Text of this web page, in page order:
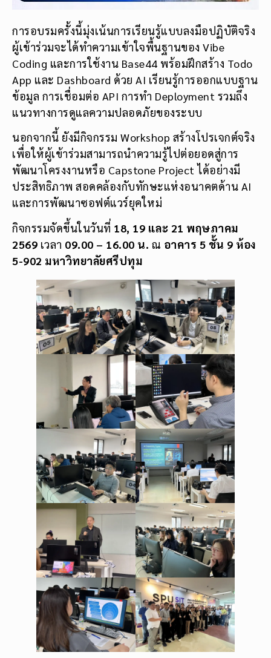
การอบรมครั้งนี้มุ่งเน้นการเรียนรู้แบบลงมือปฏิบัติจริง
ผู้เข้าร่วมจะได้ทำความเข้าใจพื้นฐานของ Vibe
Coding และการใช้งาน Base44 พร้อมฝึกสร้าง Todo
App และ Dashboard ด้วย AI เรียนรู้การออกแบบฐาน
ข้อมูล การเชื่อมต่อ API การทำ Deployment รวมถึง
แนวทางการดูแลความปลอดภัยของระบบ
นอกจากนี้ ยังมีกิจกรรม Workshop สร้างโปรเจกต์จริง
เพื่อให้ผู้เข้าร่วมสามารถนำความรู้ไปต่อยอดสู่การ
พัฒนาโครงงานหรือ Capstone Project ได้อย่างมี
ประสิทธิภาพ สอดคล้องกับทักษะแห่งอนาคตด้าน AI
และการพัฒนาซอฟต์แวร์ยุคใหม่
กิจกรรมจัดขึ้นในวันที่ 18, 19 และ 21 พฤษภาคม
2569 เวลา 09.00 – 16.00 น. ณ อาคาร 5 ชั้น 9 ห้อง
5-902 มหาวิทยาลัยศรีปทุม